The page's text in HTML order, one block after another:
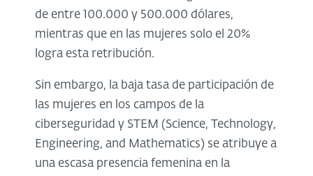
de entre 100.000 y 500.000 dólares,
mientras que en las mujeres solo el 20%
logra esta retribución.
Sin embargo, la baja tasa de participación de
las mujeres en los campos de la
ciberseguridad y STEM (Science, Technology,
Engineering, and Mathematics) se atribuye a
una escasa presencia femenina en la